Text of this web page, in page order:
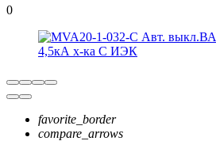
0
favorite_border
compare_arrows